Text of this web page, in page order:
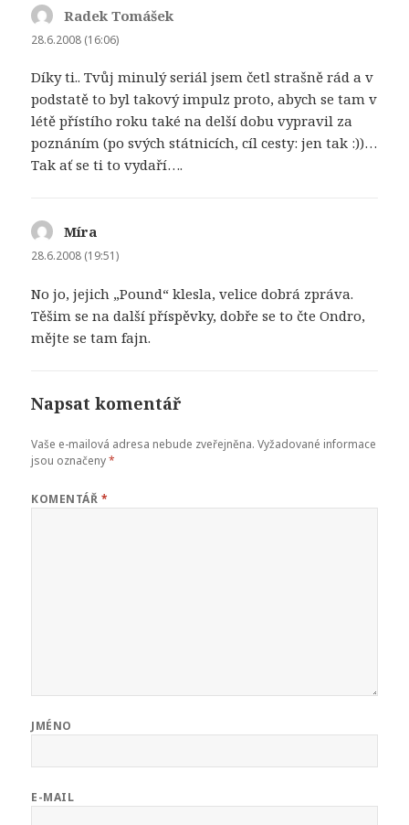
Radek Tomášek
28.6.2008 (16:06)
Díky ti.. Tvůj minulý seriál jsem četl strašně rád a v
podstatě to byl takový impulz proto, abych se tam v
létě přístího roku také na delší dobu vypravil za
poznáním (po svých státnicích, cíl cesty: jen tak :))…
Tak ať se ti to vydaří….
Míra
28.6.2008 (19:51)
No jo, jejich „Pound“ klesla, velice dobrá zpráva.
Těšim se na další příspěvky, dobře se to čte Ondro,
mějte se tam fajn.
Napsat komentář
Vaše e-mailová adresa nebude zveřejněna. Vyžadované informace
jsou označeny*
KOMENTÁŘ *
JMÉNO
E-MAIL